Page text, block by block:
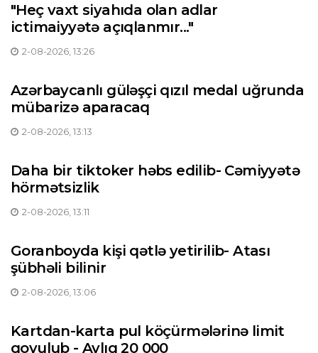
"Heç vaxt siyahıda olan adlar
ictimaiyyətə açıqlanmır..."
2-08-2026, 13:26
Azərbaycanlı güləşçi qızıl medal uğrunda
mübarizə aparacaq
2-08-2026, 13:13
Daha bir tiktoker həbs edilib- Cəmiyyətə
hörmətsizlik
2-08-2026, 13:11
Goranboyda kişi qətlə yetirilib- Atası
şübhəli bilinir
2-08-2026, 13:06
Kartdan-karta pul köçürmələrinə limit
qoyulub - Aylıq 20 000